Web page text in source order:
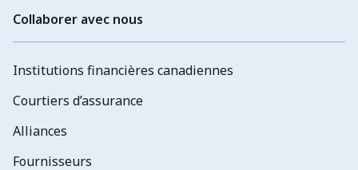
Collaborer avec nous
Institutions financières canadiennes
Courtiers d’assurance
Alliances
Fournisseurs